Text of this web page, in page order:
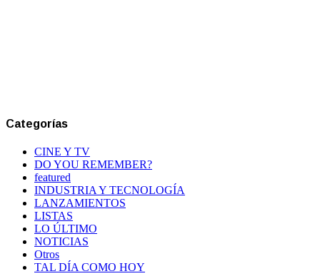
Categorías
CINE Y TV
DO YOU REMEMBER?
featured
INDUSTRIA Y TECNOLOGÍA
LANZAMIENTOS
LISTAS
LO ÚLTIMO
NOTICIAS
Otros
TAL DÍA COMO HOY